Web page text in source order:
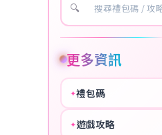
🔍
更多資訊
✦禮包碼
✦遊戲攻略